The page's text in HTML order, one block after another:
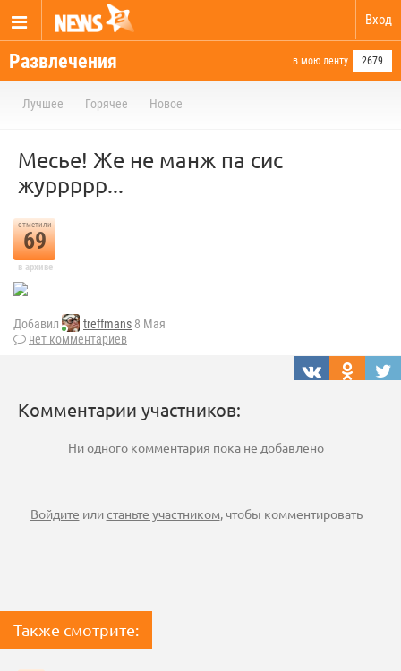
Вход
Развлечения в мою ленту 2679
Лучшее Горячее Новое
Месье! Же не манж па сис
журрррр...
отметили
69
в архиве
Добавил treffmans 8 Мая
нет комментариев
Комментарии участников:
Ни одного комментария пока не добавлено
Войдите илистаньте участником, чтобы комментировать
Также смотрите: